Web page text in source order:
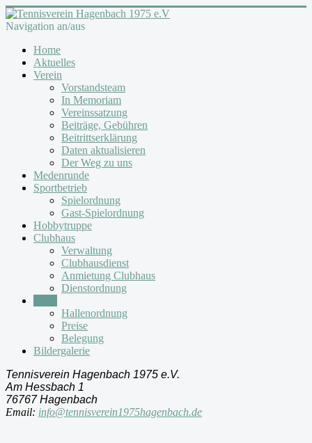
Navigation an/aus
Home
Aktuelles
Verein
Vorstandsteam
In Memoriam
Vereinssatzung
Beiträge, Gebühren
Beitrittserklärung
Daten aktualisieren
Der Weg zu uns
Medenrunde
Sportbetrieb
Spielordnung
Gast-Spielordnung
Hobbytruppe
Clubhaus
Verwaltung
Clubhausdienst
Anmietung Clubhaus
Dienstordnung
Hallenordnung
Preise
Belegung
Bildergalerie
Tennisverein Hagenbach 1975 e.V.
Am Hessbach 1
76767 Hagenbach
Email: info@tennisverein1975hagenbach.de